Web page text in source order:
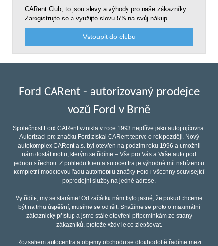
CARent Club, to jsou slevy a výhody pro naše zákazníky.
Zaregistrujte se a využijte slevu 5% na svůj nákup.
Vstoupit do clubu
Ford CARent - autorizovaný prodejce
vozů Ford v Brně
Společnost Ford CARent vznikla v roce 1993 nejdříve jako autopůjčovna.
Autorizaci pro značku Ford získal CARent teprve o rok později. Nový
autokomplex CARent a.s. byl otevřen na podzim roku 1996 a umožnil
nám dostát mottu, kterým se řídíme – Vše pro Vás a Vaše auto pod
jednou střechou. Z pohledu klienta autocentra je výhodné mít nabízenou
kompletní modelovou řadu automobilů značky Ford i všechny související
poprodejní služby na jedné adrese.
Vy řídíte, my se staráme! Od začátku nám bylo jasné, že pokud chceme
být na trhu úspěšní, musíme se odlišit. Snažíme se proto o maximální
zákaznický přístup a jsme stále otevřeni připomínkám ze strany
zákazníků, protože vždy je co zlepšovat.
Rozsahem autocentra a objemy obchodu se dlouhodobě řadíme mezi